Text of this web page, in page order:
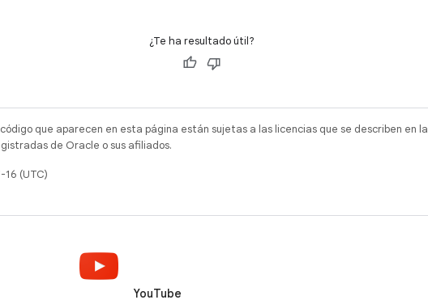
¿Te ha resultado útil?
que aparecen en esta página están sujetas a las licencias que se describen en la
de Oracle o sus afiliados.
(UTC)
YouTube